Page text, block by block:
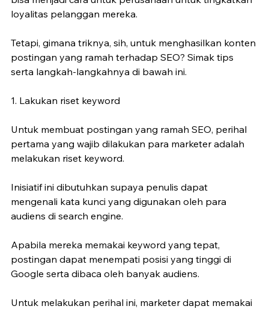
loyalitas pelanggan mereka.
Tetapi, gimana triknya, sih, untuk menghasilkan konten
postingan yang ramah terhadap SEO? Simak tips
serta langkah-langkahnya di bawah ini.
1. Lakukan riset keyword
Untuk membuat postingan yang ramah SEO, perihal
pertama yang wajib dilakukan para marketer adalah
melakukan riset keyword.
Inisiatif ini dibutuhkan supaya penulis dapat
mengenali kata kunci yang digunakan oleh para
audiens di search engine.
Apabila mereka memakai keyword yang tepat,
postingan dapat menempati posisi yang tinggi di
Google serta dibaca oleh banyak audiens.
Untuk melakukan perihal ini, marketer dapat memakai